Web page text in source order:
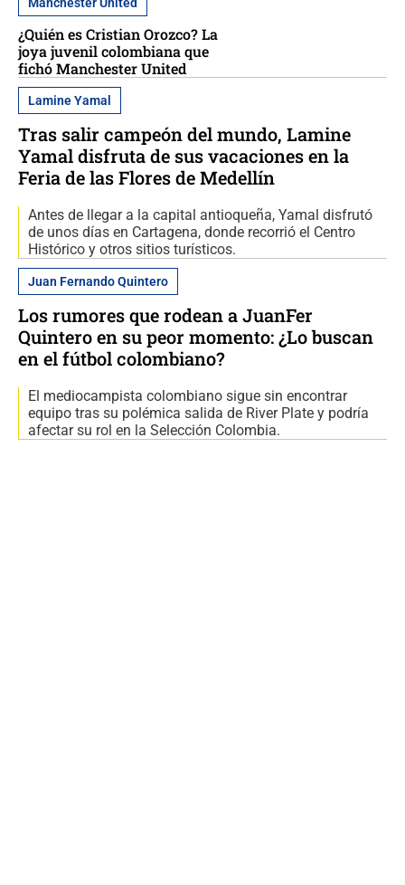
¿Quién es Cristian Orozco? La
joya juvenil colombiana que
fichó Manchester United
Lamine Yamal
Tras salir campeón del mundo, Lamine
Yamal disfruta de sus vacaciones en la
Feria de las Flores de Medellín
Antes de llegar a la capital antioqueña, Yamal disfrutó
de unos días en Cartagena, donde recorrió el Centro
Histórico y otros sitios turísticos.
Juan Fernando Quintero
Los rumores que rodean a JuanFer
Quintero en su peor momento: ¿Lo buscan
en el fútbol colombiano?
El mediocampista colombiano sigue sin encontrar
equipo tras su polémica salida de River Plate y podría
afectar su rol en la Selección Colombia.